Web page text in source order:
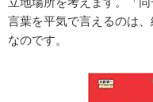
言葉を平気で言えるのは
なのです。